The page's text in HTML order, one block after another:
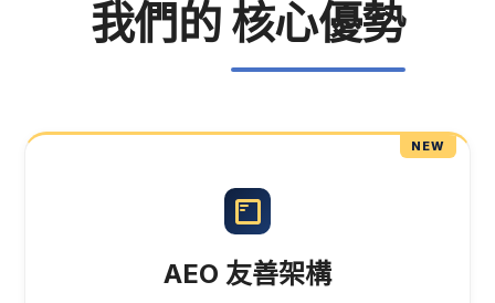
我們的 核心優勢
NEW
AEO 友善架構